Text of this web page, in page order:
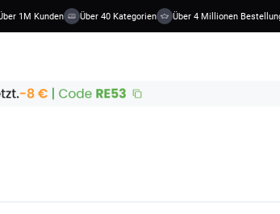
1M Kunden Über 40 Kategorien Über 4 Millionen Bestellungen